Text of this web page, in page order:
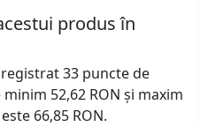
produs în
33 puncte de
52,62 RON și maxim
66,85 RON.